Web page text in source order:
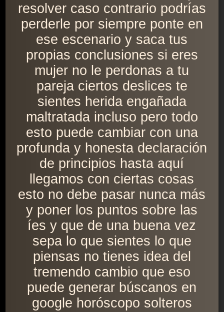
resolver caso contrario podrías
perderle por siempre ponte en
ese escenario y saca tus
propias conclusiones si eres
mujer no le perdonas a tu
pareja ciertos deslices te
sientes herida engañada
maltratada incluso pero todo
esto puede cambiar con una
profunda y honesta declaración
de principios hasta aquí
llegamos con ciertas cosas
esto no debe pasar nunca más
y poner los puntos sobre las
íes y que de una buena vez
sepa lo que sientes lo que
piensas no tienes idea del
tremendo cambio que eso
puede generar búscanos en
google horóscopo solteros